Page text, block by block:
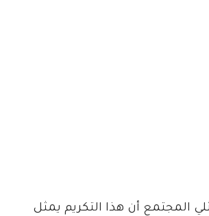
المجتمع أن هذا التكريم يمثل